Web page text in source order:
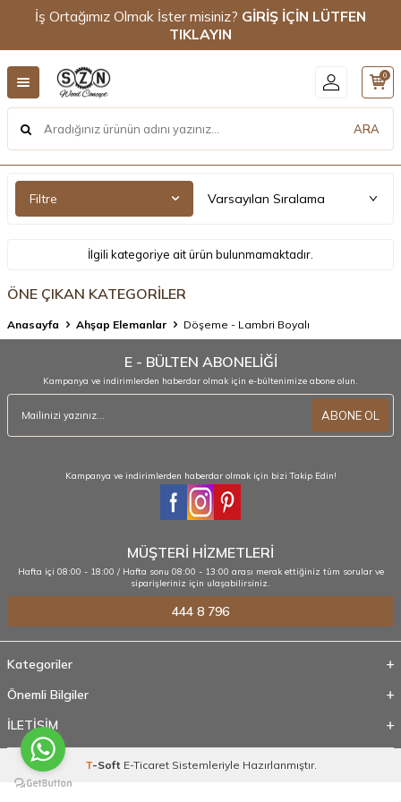
İş Ortağımız Olmak İster misiniz? GİRİŞ İÇİN LÜTFEN
TIKLAYIN
ARA
0
Filtre
İlgili kategoriye ait ürün bulunmamaktadır.
ÖNE ÇIKAN KATEGORİLER
Anasayfa Ahşap Elemanlar Döşeme - Lambri Boyalı
E - BÜLTEN ABONELİĞİ
Kampanya ve indirimlerden haberdar olmak için e-bültenimize abone olun.
ABONE OL
Kampanya ve indirimlerden haberdar olmak için bizi Takip Edin!
MÜŞTERİ HİZMETLERİ
Hafta içi 08:00 - 18:00 / Hafta sonu 08:00 - 13:00 arası merak ettiğiniz tüm sorular ve
siparişleriniz için ulaşabilirsiniz.
444 8 796
Kategoriler
Önemli Bilgiler
İLETİŞİM
T-Soft E-TicaretSistemleriyle Hazırlanmıştır.